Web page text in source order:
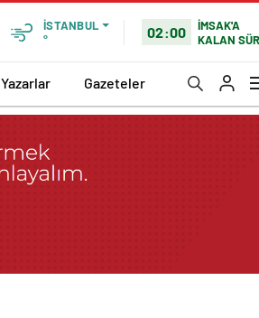
İSTANBUL
°
02:00
İMSAK'A
KALAN
Yazarlar Gazeteler